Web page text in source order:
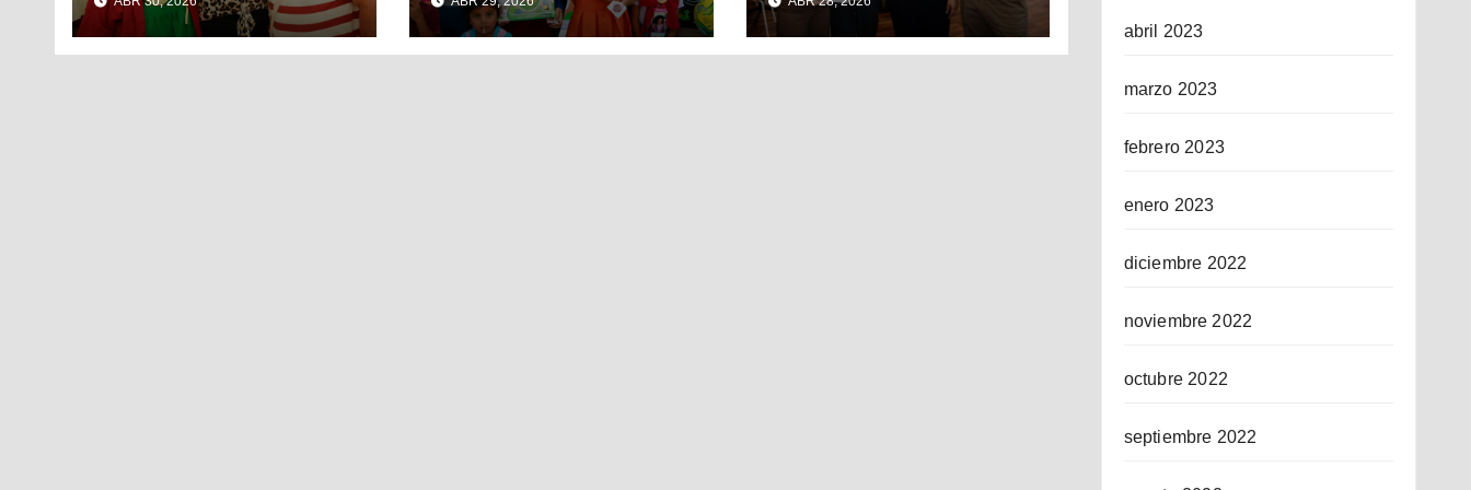
EL DÍA DEL NIÑO Y
LA NIÑA CON PUESTA
EL RAMAL DE
CIUDAD MUJERES
CULTURAL EN EL
TIANGUIS TURÍSTICO
abril 2023
marzo 2023
febrero 2023
enero 2023
diciembre 2022
noviembre 2022
octubre 2022
septiembre 2022